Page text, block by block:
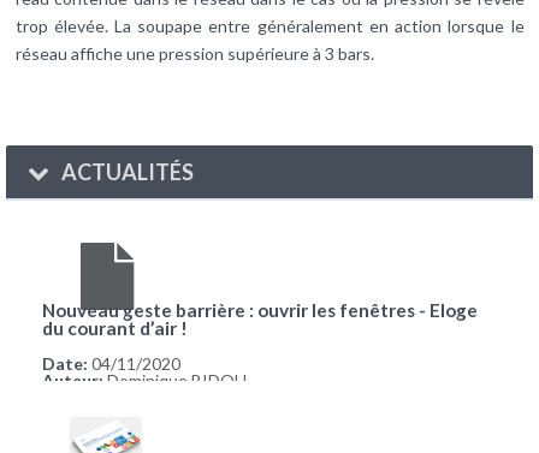
trop élevée. La soupape entre généralement en action lorsque le
réseau affiche une pression supérieure à 3 bars.
ACTUALITÉS
Nouveau geste barrière : ouvrir les fenêtres - Eloge
du courant d’air !
Date: 04/11/2020
Auteur: Dominique BIDOU